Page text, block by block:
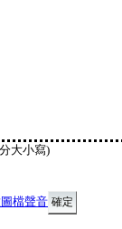
大小寫)
檔聲音